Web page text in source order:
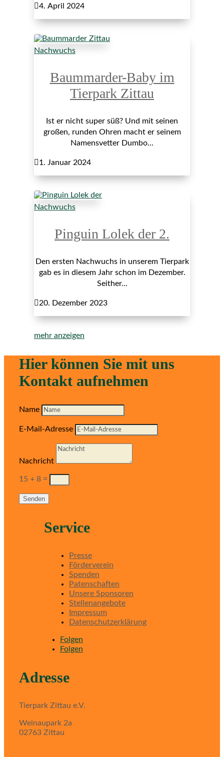
4. April 2024
Nachwuchs
Baummarder-Baby im
Tierpark Zittau
Ist er nicht super süß? Und mit seinen
großen, runden Ohren macht er seinem
Namensvetter Dumbo...
1. Januar 2024
Nachwuchs
Pinguin Lolek der 2.
Den ersten Nachwuchs in unserem Tierpark
gab es in diesem Jahr schon im Dezember.
Seither...
20. Dezember 2023
mehr anzeigen
Hier können Sie mit uns
Kontakt aufnehmen
Name
E-Mail-Adresse
Nachricht
15 + 8 =
Senden
Service
Presse
Förderverein
Spenden
Patenschaften
Unsere Sponsoren
Stellenangebote
Impressum
Datenschutzerklärung
Folgen
Folgen
Adresse
Tierpark Zittau e.V.
Weinaupark 2a
02763 Zittau